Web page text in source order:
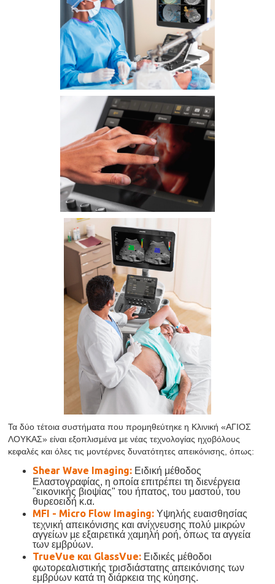
Τα δύο τέτοια συστήματα που προμηθεύτηκε η Κλινική «ΑΓΙΟΣ
ΛΟΥΚΑΣ» είναι εξοπλισμένα με νέας τεχνολογίας ηχοβόλους
κεφαλές και όλες τις μοντέρνες δυνατότητες απεικόνισης, όπως:
Shear Wave Imaging: Ειδική μέθοδος
Ελαστογραφίας, η οποία επιτρέπει τη διενέργεια
"εικονικής βιοψίας" του ήπατος, του μαστού, του
θυρεοειδή κ.α.
MFI - Micro Flow Imaging:Yψηλής ευαισθησίας
τεχνική απεικόνισης και ανίχνευσης πολύ μικρών
αγγείων με εξαιρετικά χαμηλή ροή, όπως τα αγγεία
των εμβρύων.
TrueVue και GlassVue: Ειδικές μέθοδοι
φωτορεαλιστικής τρισδιάστατης απεικόνισης των
εμβρύων κατά τη διάρκεια της κύησης.